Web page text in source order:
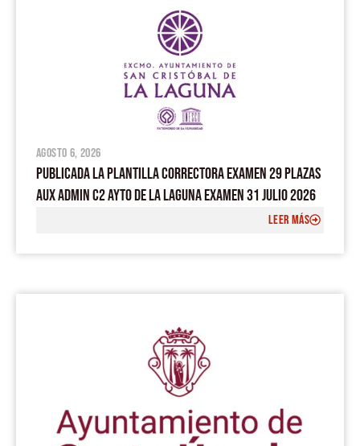
agosto 6, 2026
PUBLICADA LA PLANTILLA CORRECTORA EXAMEN 29 PLAZAS
AUX ADMIN C2 AYTO DE LA LAGUNA EXAMEN 31 JULIO 2026
LEER MÁS